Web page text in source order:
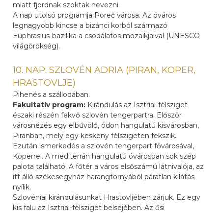
miatt fjordnak szoktak nevezni.
A nap utolsó programja Poreč városa. Az óváros
legnagyobb kincse a bizánci korból származó
Euphrasius-bazilika a csodálatos mozaikjaival (UNESCO
világörökség).
10. NAP: SZLOVÉN ADRIA (PIRAN, KOPER,
HRASTOVLJE)
Pihenés a szállodában.
Fakultatív program: Kirándulás az Isztriai-félsziget
északi részén fekvő szlovén tengerpartra. Először
városnézés egy elbűvölő, ódon hangulatú kisvárosban,
Piranban, mely egy keskeny félszigeten fekszik.
Ezután ismerkedés a szlovén tengerpart fővárosával,
Koperrel. A mediterrán hangulatú óvárosban sok szép
palota található. A főtér a város elsőszámú látnivalója, az
itt álló székesegyház harangtornyából páratlan kilátás
nyílik.
Szlovéniai kirándulásunkat Hrastovljében zárjuk. Ez egy
kis falu az Isztriai-félsziget belsejében. Az ősi